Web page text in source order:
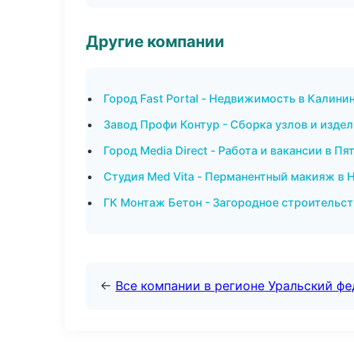
Другие компании
Город Fast Portal - Недвижимость в
Завод Профи Контур - Сборка узлов и
Город Media Direct - Работа и вакансии в
Студия Med Vita - Перманентный макияж в
ГК Монтаж Бетон - Загородное
← Все компании в регионе Уральский